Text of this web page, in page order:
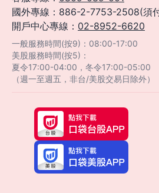
國外專線：886-2-7753-2508(須
開戶中心專線： 02-8952-6620
一般服務時間(按9)：08:00-17:00
美股服務時間(按5)：
夏令17:00-04:00，冬令17:00-05:00
（週一至週五，非台/美股交易日除外）